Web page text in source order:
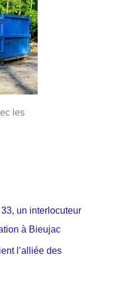
les
un interlocuteur
à Bieujac
l’alliée des